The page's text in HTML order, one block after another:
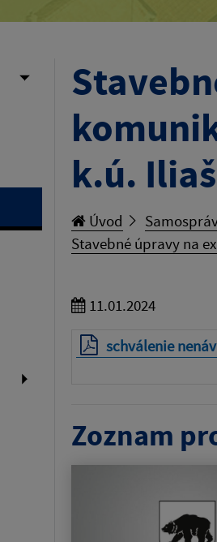
k.ú.
Úvod
Stavebné úpravy na
11.01.2024
schválenie
Zoznam